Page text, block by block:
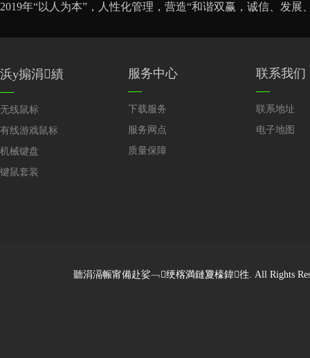
2019年“以人为本”，人性化管理，营造“和谐双赢，诚信、发
浜у搧涓績
无线鼠标
有线游戏鼠标
机械键盘
键鼠套装
服务中心
下载服务
服务网点
质量保障
联系我们
联系地址
电子地图
聽涓滆帪甯備赴娑﹁绠楁満鏈夐檺鍏徃. All Rights